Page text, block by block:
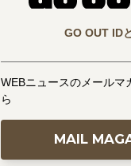
GO OUT ID
WEBニュースのメールマ
ら
MAIL